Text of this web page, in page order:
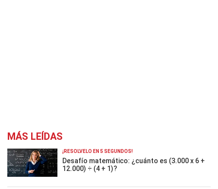
MÁS LEÍDAS
¡RESOLVELO EN 5 SEGUNDOS!
Desafío matemático: ¿cuánto es (3.000 x 6 +
12.000) ÷ (4 + 1)?